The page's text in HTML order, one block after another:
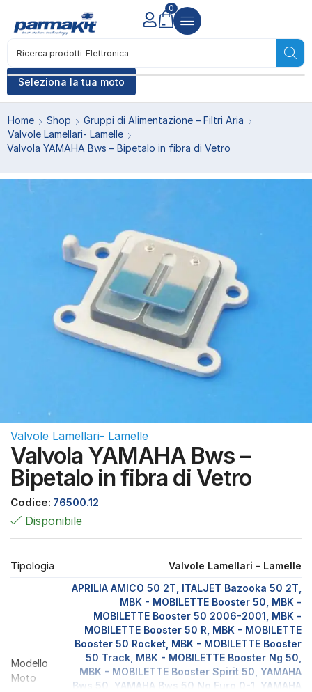
Seleziona la tua moto
Ricerca prodotti Elettronica
0
Home Shop
Gruppi di Alimentazione – Filtri Aria
Valvole Lamellari- Lamelle
Valvola YAMAHA Bws – Bipetalo in fibra di Vetro
Valvole Lamellari- Lamelle
Valvola YAMAHA Bws –
Bipetalo in fibra di Vetro
Codice: 76500.12
Disponibile
Tipologia Valvole Lamellari – Lamelle
Modello
Moto
APRILIA AMICO 50 2T, ITALJET Bazooka 50 2T,
MBK - MOBILETTE Booster 50, MBK -
MOBILETTE Booster 50 2006-2001, MBK -
MOBILETTE Booster 50 R, MBK - MOBILETTE
Booster 50 Rocket, MBK - MOBILETTE Booster
50 Track, MBK - MOBILETTE Booster Ng 50,
MBK - MOBILETTE Booster Spirit 50, YAMAHA
Bws 50, YAMAHA Bws 50 Ng Euro 0-1, YAMAHA